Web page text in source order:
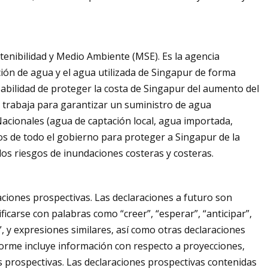
y Medio Ambiente (MSE). Es la agencia
de agua y el agua utilizada de Singapur de forma
de proteger la costa de Singapur del aumento del
trabaja para garantizar un suministro de agua
(agua de captación local, agua importada,
de todo el gobierno para proteger a Singapur de la
riesgos de inundaciones costeras y costeras.
prospectivas. Las declaraciones a futuro son
con palabras como “creer”, “esperar”, “anticipar”,
y expresiones similares, así como otras declaraciones
incluye información con respecto a proyecciones,
Las declaraciones prospectivas contenidas